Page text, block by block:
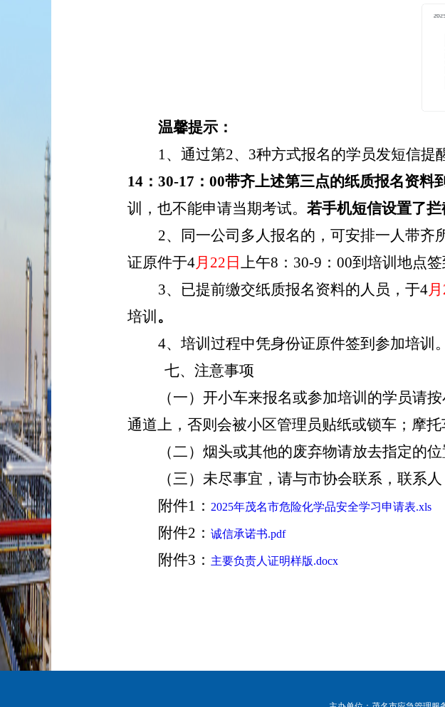
温馨提示：
1、 通过第2、3种方式报名的学员发短信提
14：30-17：00带齐上述第三点的纸质报名资料
训，也不能申请当期考试。 若手机短信设置了拦
2、同一公司多人报名的，可安排一人带
证原件于4月 22日 上午8：30-9：00到培训地点签
3、已提前缴交纸质报名资料的人员，于4月
培训 。
4、培训过程中凭身份证原件签到参加培训。
七、 注意事项
（一） 开小车来报名或参加培训的学员请
通道上，否则会被小区管理员贴纸或锁车；摩托
（二） 烟头或其他的废弃物请放去指定的
（三）未尽事宜，请与市协会联系，联系人
附件1： 2025年茂名市危险化学品安全学习申请表.xls
附件2： 诚信承诺书.pdf
附件3： 主要负责人证明样版.docx